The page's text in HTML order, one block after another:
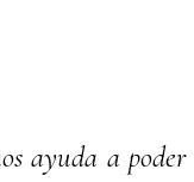
ayuda a